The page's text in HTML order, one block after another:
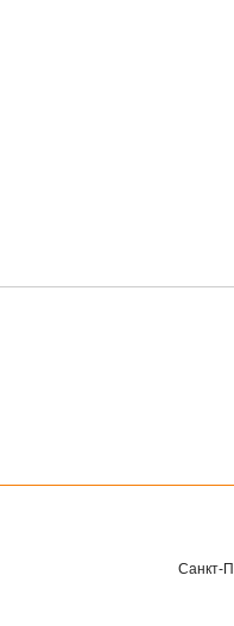
Санкт-